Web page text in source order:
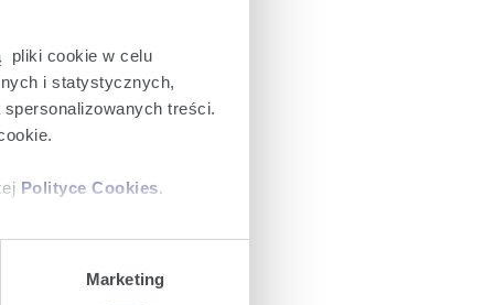
pliki cookie w celu
i statystycznych,
treści.
Polityce Cookies.
plików cookie z
umieszczać w Państwa
Marketing